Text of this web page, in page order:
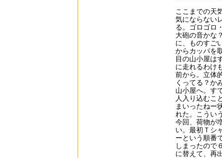
ここまでの天
気にならない
る。ゴロゴロ
大砲の音かな
に、ものすご
からカッパを
目の山小屋は
に走れるわけ
前から。立体
くってる？か
山小屋へ。す
人入り込むこ
まいったねー
れた。こうい
今回、荷物が
い。最初Ｔシ
ーという順番
しまったので
に替えて、再